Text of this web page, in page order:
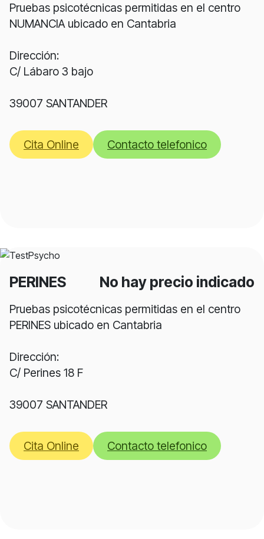
Pruebas psicotécnicas permitidas en el centro
NUMANCIA ubicado en Cantabria
Dirección:
C/ Lábaro 3 bajo
39007 SANTANDER
Cita Online Contacto telefonico
PERINES No hay precio indicado
Pruebas psicotécnicas permitidas en el centro
PERINES ubicado en Cantabria
Dirección:
C/ Perines 18 F
39007 SANTANDER
Cita Online Contacto telefonico